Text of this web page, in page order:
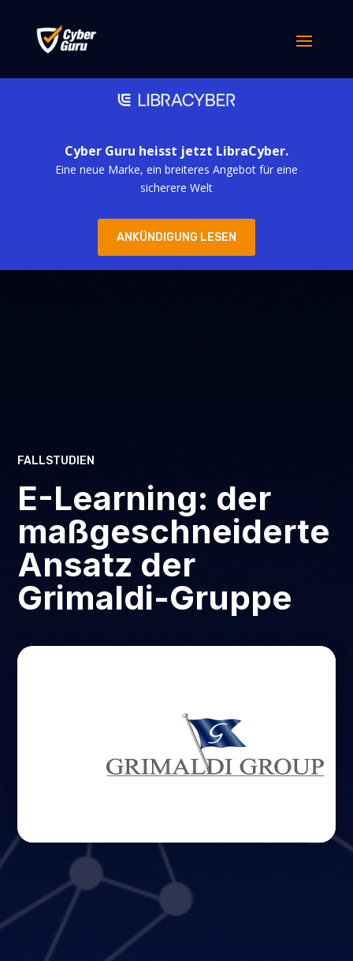
Cyber Guru heisst jetzt LibraCyber.
Eine neue Marke, ein breiteres Angebot für eine
sicherere Welt
ANKÜNDIGUNG LESEN
FALLSTUDIEN
E-Learning: der
maßgeschneiderte
Ansatz der
Grimaldi-Gruppe